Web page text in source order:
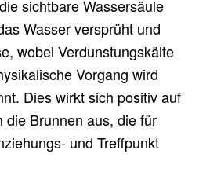
sichtbare Wassersäule
Wasser versprüht und
wobei Verdunstungskälte
Vorgang wird
Dies wirkt sich positiv auf
die Brunnen aus, die für
und Treffpunkt